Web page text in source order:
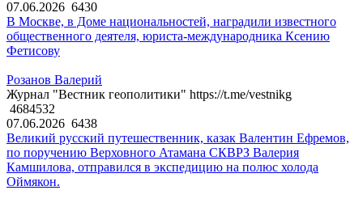
07.06.2026 6430
В Москве, в Доме национальностей, наградили известного
общественного деятеля, юриста-международника Ксению
Фетисову
Розанов Валерий
Журнал "Вестник геополитики" https://t.me/vestnikg
4684532
07.06.2026 6438
Великий русский путешественник, казак Валентин Ефремов,
по поручению Верховного Атамана СКВРЗ Валерия
Камшилова, отправился в экспедицию на полюс холода
Оймякон.